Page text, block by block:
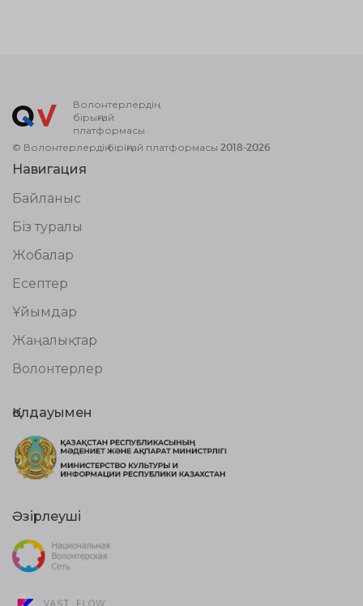
Волонтерлердің
бірыңғай
платформасы
© Волонтерлердің біріңғай платформасы 2018-2026
Навигация
Байланыс
Біз туралы
Жобалар
Есептер
Ұйымдар
Жаңалықтар
Волонтерлер
Қолдауымен
Әзірлеуші